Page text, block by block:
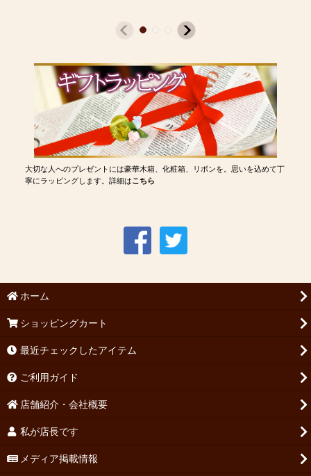
大切な人へのプレゼントには豪華木箱、化粧箱、リボンを。思いを込めて丁
寧にラッピングします。詳細はこちら
ホーム
ショッピングカート
最近チェックしたアイテム
ご利用ガイド
店舗紹介・会社概要
私が店長です
メディア掲載情報